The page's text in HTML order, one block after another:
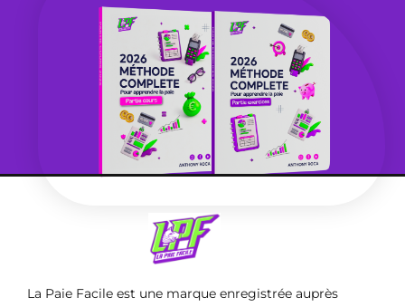
La Paie Facile est une marque enregistrée auprès